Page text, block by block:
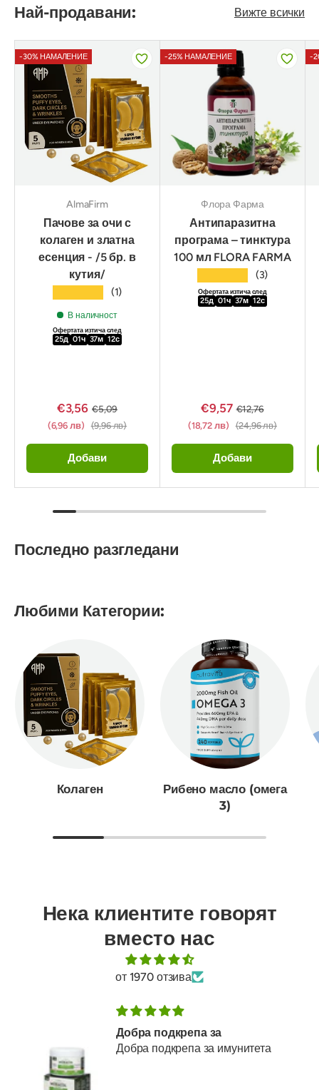
Най-продавани: Вижте всички
-30% НАМАЛЕНИЕ
AlmaFirm
Пачове за очи с
колаген и златна
есенция - /5 бр. в
кутия/
(1)
В наличност
Офертата изтича след
25д 01ч 37м 11с
€3,56 €5,09
(6,96 лв) (9,96 лв)
Добави
-25% НАМАЛЕНИЕ
Флора Фарма
Антипаразитна
програма – тинктура
100 мл FLORA FARMA
(3)
Офертата изтича след
25д 01ч 37м 11с
€9,57 €12,76
(18,72 лв) (24,96 лв)
Добави
-
Последно разгледани
Любими Категории:
Колаген
Рибено масло (омега
3)
Нека клиентите говорят
вместо нас
от 1970 отзива
Добра подкрепа за
Добра подкрепа за имунитета